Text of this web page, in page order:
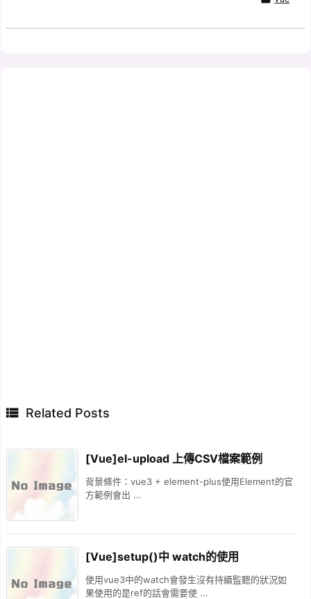
 Related Posts
[Vue]el-upload 上傳CSV檔案範例
背景條件：vue3 + element-plus使用Element的官
方範例會出 ...
[Vue]setup()中 watch的使用
使用vue3中的watch會發生沒有持續監聽的狀況如
果使用的是ref的話會需要使 ...